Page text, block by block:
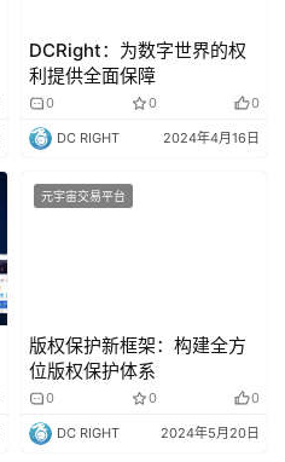
DCRight：为数字世界的权
利提供全面保障
0 0 0
DC RIGHT 2024年4月16日
元宇宙交易平台
版权保护新框架：构建全方
位版权保护体系
0 0 0
DC RIGHT 2024年5月20日